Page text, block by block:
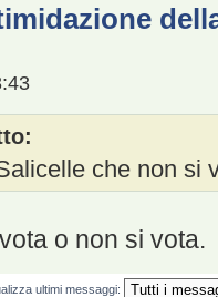
che non si
o non si vota.
ultimi messaggi: